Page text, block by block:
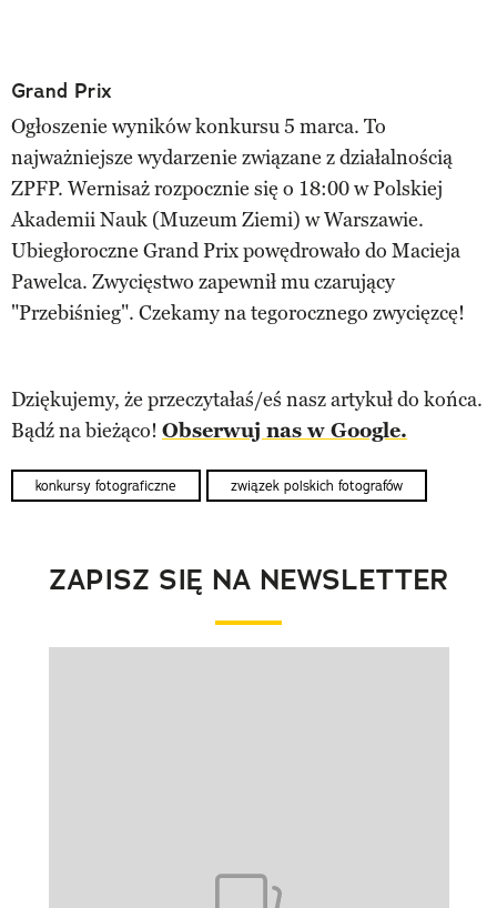
Grand Prix
Ogłoszenie wyników konkursu 5 marca. To
najważniejsze wydarzenie związane z działalnością
ZPFP. Wernisaż rozpocznie się o 18:00 w Polskiej
Akademii Nauk (Muzeum Ziemi) w Warszawie.
Ubiegłoroczne Grand Prix powędrowało do Macieja
Pawelca. Zwycięstwo zapewnił mu czarujący
"Przebiśnieg". Czekamy na tegorocznego zwycięzcę!
Dziękujemy, że przeczytałaś/eś nasz artykuł do końca.
Bądź na bieżąco! Obserwuj nas w Google.
konkursy fotograficzne związek polskich fotografów
ZAPISZ SIĘ NA NEWSLETTER